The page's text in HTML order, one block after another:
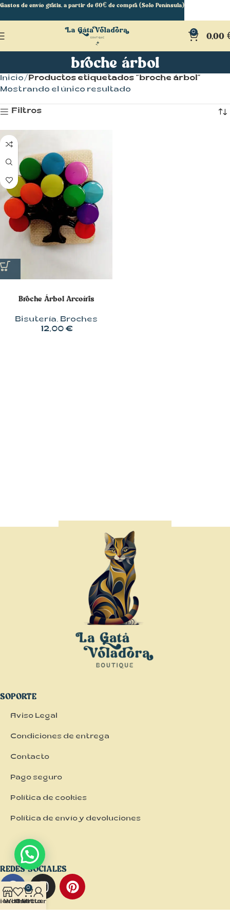
0 0,00
broche árbol
Inicio
Productos etiquetados “broche árbol”
Mostrando el único resultado
Filtros
Broche Árbol Arcoíris
Bisutería, Broches
12,00 €
SOPORTE
Aviso Legal
Condiciones de entrega
Contacto
Pago seguro
Política de cookies
Política de envío y devoluciones
REDES SOCIALES
Gastos de envío gratis, a partir de 60€ de compra (Solo Península)
Wishlist
0
Carrito
Mi cuenta